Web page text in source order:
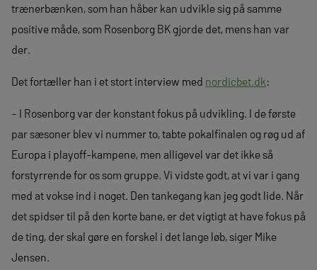
trænerbænken, som han håber kan udvikle sig på samme
positive måde, som Rosenborg BK gjorde det, mens han var
der.
Det fortæller han i et stort interview med nordicbet.dk:
– I Rosenborg var der konstant fokus på udvikling. I de første
par sæsoner blev vi nummer to, tabte pokalfinalen og røg ud af
Europa i playoff-kampene, men alligevel var det ikke så
forstyrrende for os som gruppe. Vi vidste godt, at vi var i gang
med at vokse ind i noget. Den tankegang kan jeg godt lide. Når
det spidser til på den korte bane, er det vigtigt at have fokus på
de ting, der skal gøre en forskel i det lange løb, siger Mike
Jensen.